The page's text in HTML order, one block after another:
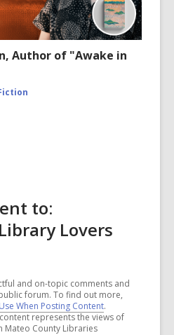
Author of "Awake in
to:
Lovers
and on-topic comments and
forum. To find out more,
When Posting Content.
represents the views of
Mateo County Libraries